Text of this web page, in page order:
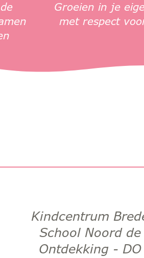
Groeien in je
met respect
Kindcentrum
School Noord de
Ontdekking - DO